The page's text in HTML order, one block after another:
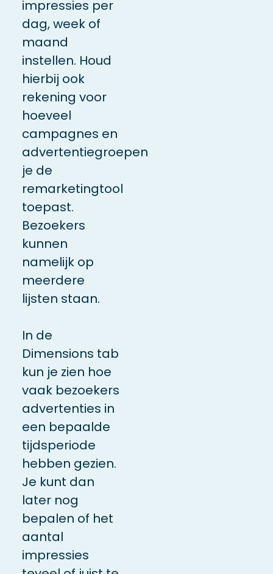
impressies per
dag, week of
maand
instellen. Houd
hierbij ook
rekening voor
hoeveel
campagnes en
advertentiegroepen
je de
remarketingtool
toepast.
Bezoekers
kunnen
namelijk op
meerdere
lijsten staan.
In de
Dimensions tab
kun je zien hoe
vaak bezoekers
advertenties in
een bepaalde
tijdsperiode
hebben gezien.
Je kunt dan
later nog
bepalen of het
aantal
impressies